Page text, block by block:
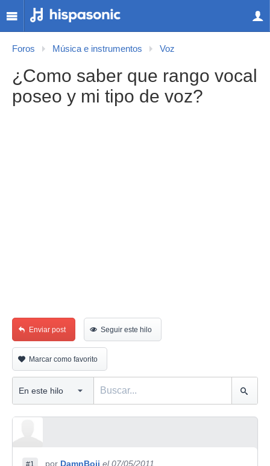
Foros Música e instrumentos Voz
¿Como saber que rango vocal
poseo y mi tipo de voz?
Enviar post Seguir este hilo
Marcar como favorito
#1 por DamnBoii el 07/05/2011